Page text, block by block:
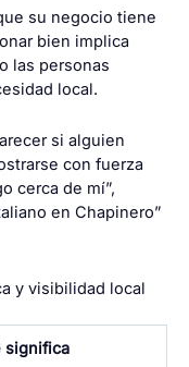
su negocio tiene
bien implica
las personas
local.
si alguien
con fuerza
cerca de mí”,
en Chapinero”
y visibilidad local
significa